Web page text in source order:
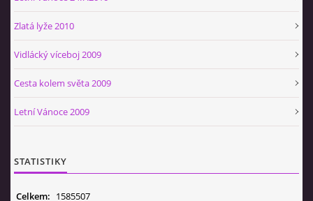
Zlatá lyže 2010
Vidlácký víceboj 2009
Cesta kolem světa 2009
Letní Vánoce 2009
STATISTIKY
Celkem: 1585507